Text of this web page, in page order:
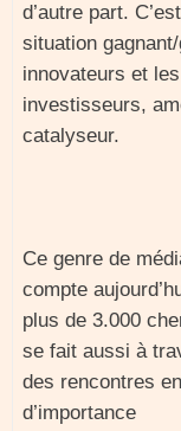
d’autre part.
situation
innovateurs et les
investisseurs,
catalyseur.
Ce genre de
compte
plus de 3.000
se fait aussi à
des rencontres
d’importance